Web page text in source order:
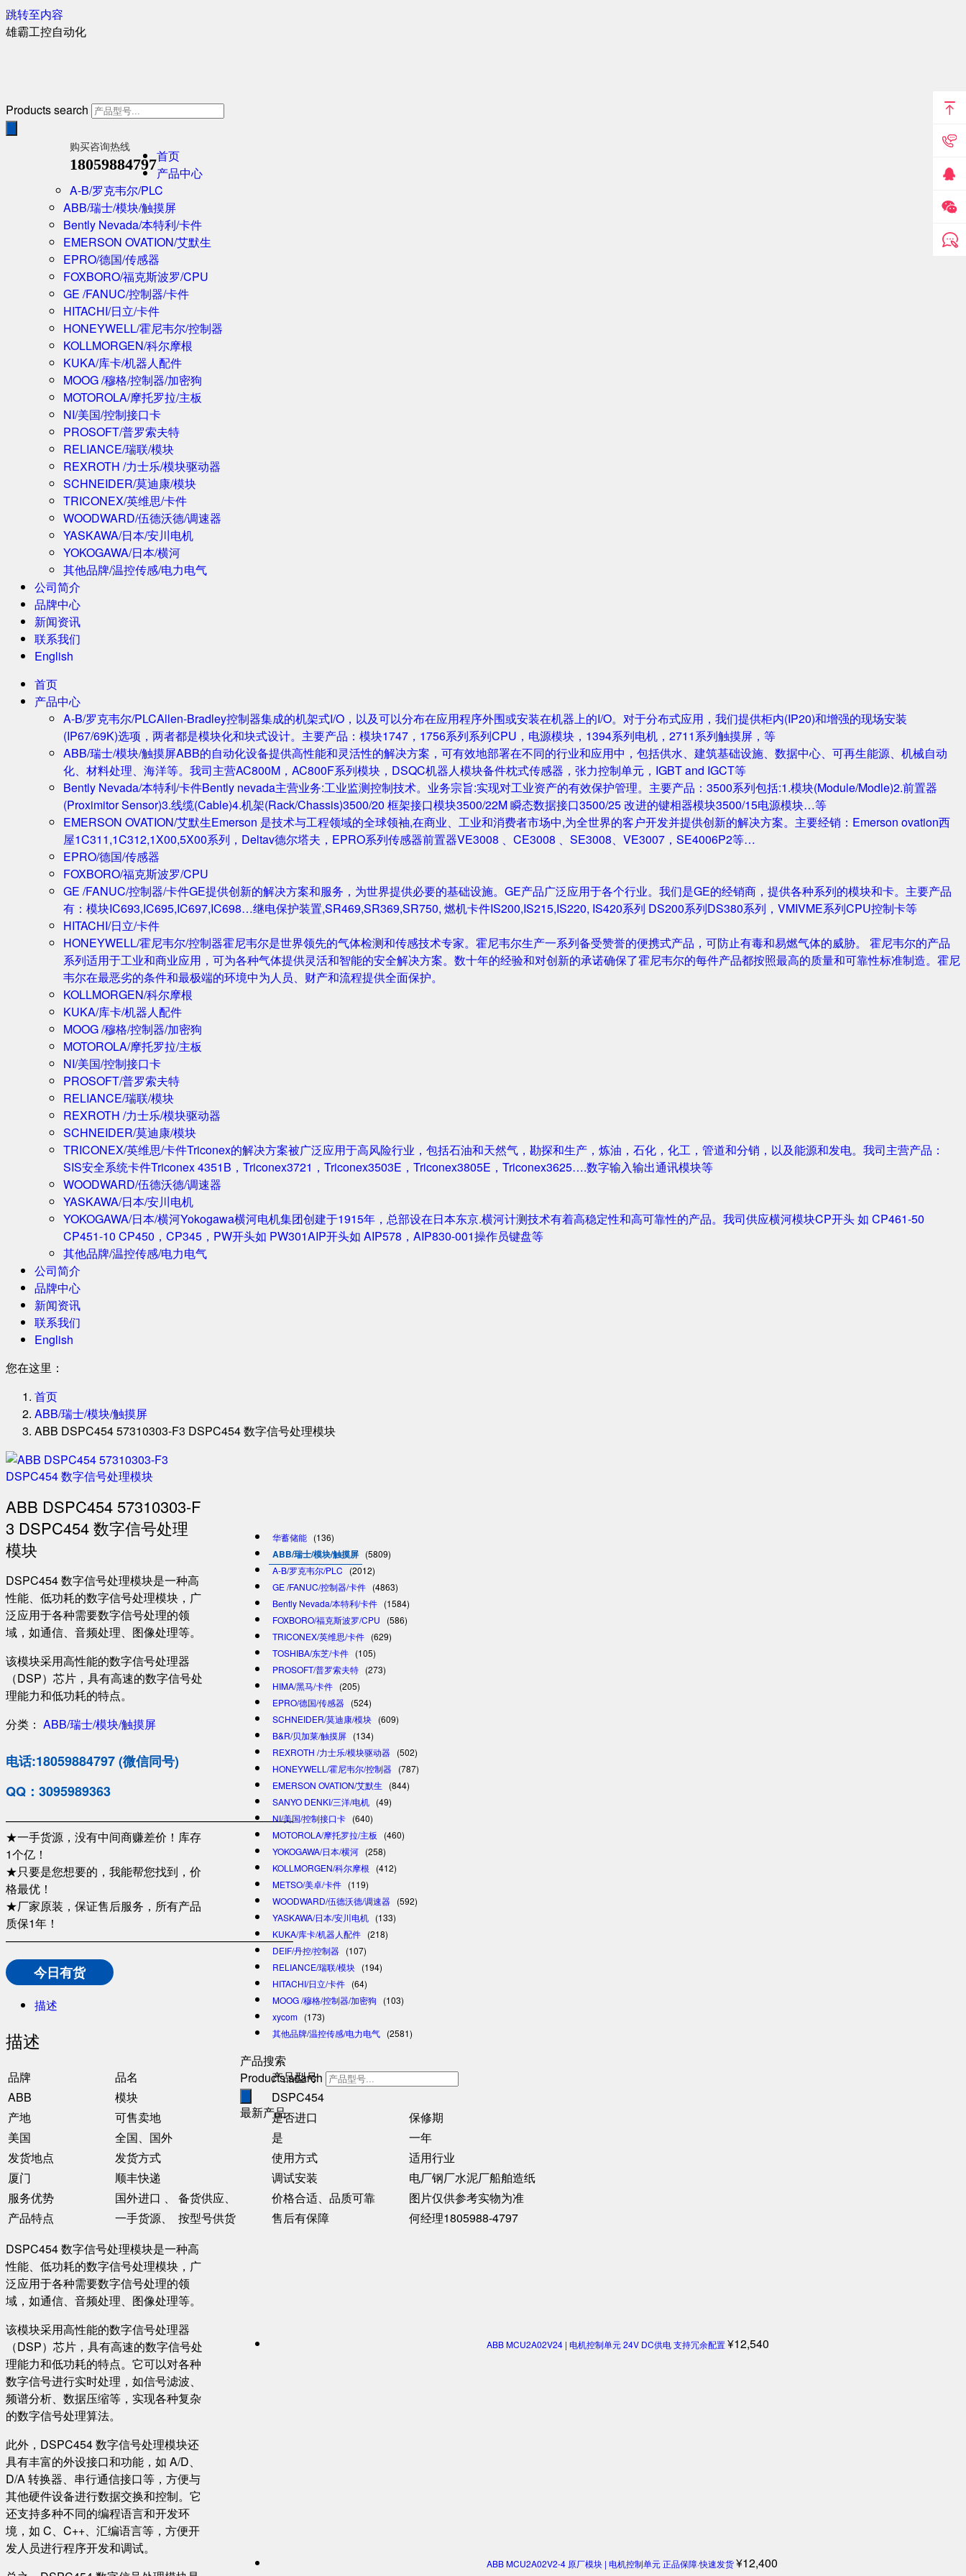
跳转至内容
雄霸工控自动化
Products search
购买咨询热线
18059884797首页
产品中心
A-B/罗克韦尔/PLC
ABB/瑞士/模块/触摸屏
Bently Nevada/本特利/卡件
EMERSON OVATION/艾默生
EPRO/德国/传感器
FOXBORO/福克斯波罗/CPU
GE /FANUC/控制器/卡件
HITACHI/日立/卡件
HONEYWELL/霍尼韦尔/控制器
KOLLMORGEN/科尔摩根
KUKA/库卡/机器人配件
MOOG /穆格/控制器/加密狗
MOTOROLA/摩托罗拉/主板
NI/美国/控制接口卡
PROSOFT/普罗索夫特
RELIANCE/瑞联/模块
REXROTH /力士乐/模块驱动器
SCHNEIDER/莫迪康/模块
TRICONEX/英维思/卡件
WOODWARD/伍德沃德/调速器
YASKAWA/日本/安川电机
YOKOGAWA/日本/横河
其他品牌/温控传感/电力电气
公司简介
品牌中心
新闻资讯
联系我们
English
首页
产品中心
A-B/罗克韦尔/PLCAllen-Bradley控制器集成的机架式I/O，以及可以分布在应用程序外围或安装在机器上的I/O。对于分布式应用，我们提供柜内(IP20)和增强的现场安装
(IP67/69K)选项，两者都是模块化和块式设计。主要产品：模块1747，1756系列系列CPU，电源模块，1394系列电机，2711系列触摸屏，等
ABB/瑞士/模块/触摸屏ABB的自动化设备提供高性能和灵活性的解决方案，可有效地部署在不同的行业和应用中，包括供水、建筑基础设施、数据中心、可再生能源、机械自动
化、材料处理、海洋等。我司主营AC800M，AC800F系列模块，DSQC机器人模块备件枕式传感器，张力控制单元，IGBT and IGCT等
Bently Nevada/本特利/卡件Bently nevada主营业务:工业监测控制技术。业务宗旨:实现对工业资产的有效保护管理。主要产品：3500系列包括:1.模块(Module/Modle)2.前置器
(Proximitor Sensor)3.线缆(Cable)4.机架(Rack/Chassis)3500/20 框架接口模块3500/22M 瞬态数据接口3500/25 改进的键相器模块3500/15电源模块…等
EMERSON OVATION/艾默生Emerson 是技术与工程领域的全球领袖,在商业、工业和消费者市场中,为全世界的客户开发并提供创新的解决方案。主要经销：Emerson ovation西
屋1C311,1C312,1X00,5X00系列，Deltav德尔塔夫，EPRO系列传感器前置器VE3008 、CE3008 、SE3008、VE3007，SE4006P2等…
EPRO/德国/传感器
FOXBORO/福克斯波罗/CPU
GE /FANUC/控制器/卡件GE提供创新的解决方案和服务，为世界提供必要的基础设施。GE产品广泛应用于各个行业。我们是GE的经销商，提供各种系列的模块和卡。主要产品
有：模块IC693,IC695,IC697,IC698…继电保护装置,SR469,SR369,SR750, 燃机卡件IS200,IS215,IS220, IS420系列 DS200系列DS380系列，VMIVME系列CPU控制卡等
HITACHI/日立/卡件
HONEYWELL/霍尼韦尔/控制器霍尼韦尔是世界领先的气体检测和传感技术专家。霍尼韦尔生产一系列备受赞誉的便携式产品，可防止有毒和易燃气体的威胁。 霍尼韦尔的产品
系列适用于工业和商业应用，可为各种气体提供灵活和智能的安全解决方案。数十年的经验和对创新的承诺确保了霍尼韦尔的每件产品都按照最高的质量和可靠性标准制造。霍尼
韦尔在最恶劣的条件和最极端的环境中为人员、财产和流程提供全面保护。
KOLLMORGEN/科尔摩根
KUKA/库卡/机器人配件
MOOG /穆格/控制器/加密狗
MOTOROLA/摩托罗拉/主板
NI/美国/控制接口卡
PROSOFT/普罗索夫特
RELIANCE/瑞联/模块
REXROTH /力士乐/模块驱动器
SCHNEIDER/莫迪康/模块
TRICONEX/英维思/卡件Triconex的解决方案被广泛应用于高风险行业，包括石油和天然气，勘探和生产，炼油，石化，化工，管道和分销，以及能源和发电。我司主营产品：
SIS安全系统卡件Triconex 4351B，Triconex3721，Triconex3503E，Triconex3805E，Triconex3625….数字输入输出通讯模块等
WOODWARD/伍德沃德/调速器
YASKAWA/日本/安川电机
YOKOGAWA/日本/横河Yokogawa横河电机集团创建于1915年，总部设在日本东京.横河计测技术有着高稳定性和高可靠性的产品。我司供应横河模块CP开头 如 CP461-50
CP451-10 CP450，CP345，PW开头如 PW301AIP开头如 AIP578，AIP830-001操作员键盘等
其他品牌/温控传感/电力电气
公司简介
品牌中心
新闻资讯
联系我们
English
您在这里：
首页
ABB/瑞士/模块/触摸屏
ABB DSPC454 57310303-F3 DSPC454 数字信号处理模块
ABB DSPC454 57310303-F
3 DSPC454 数字信号处理
模块
DSPC454 数字信号处理模块是一种高
性能、低功耗的数字信号处理模块，广
泛应用于各种需要数字信号处理的领
域，如通信、音频处理、图像处理等。
该模块采用高性能的数字信号处理器
（DSP）芯片，具有高速的数字信号处
理能力和低功耗的特点。
分类： ABB/瑞士/模块/触摸屏
电话:18059884797 (微信同号)
QQ：3095989363
—————————————————————————
★一手货源，没有中间商赚差价！库存
1个亿！
★只要是您想要的，我能帮您找到，价
格最优！
★厂家原装，保证售后服务，所有产品
质保1年！
—————————————————————————
今日有货
描述
描述
品牌 品名 产品型号
订货号
ABB
模块
DSPC454
产地
可售卖地 是否进口
保修期
美国
全国、国外 是
一年
发货地点
发货方式 使用方式
适用行业
厦门
顺丰快递 调试安装
电厂钢厂水泥厂船舶造纸
服务优势
国外进口 、 备货供应、 价格合适、品质可靠
图片仅供参考实物为准
产品特点
一手货源、 按型号供货 售后有保障
何经理1805988-4797
DSPC454 数字信号处理模块是一种高
性能、低功耗的数字信号处理模块，广
泛应用于各种需要数字信号处理的领
域，如通信、音频处理、图像处理等。
该模块采用高性能的数字信号处理器
（DSP）芯片，具有高速的数字信号处
理能力和低功耗的特点。它可以对各种
数字信号进行实时处理，如信号滤波、
频谱分析、数据压缩等，实现各种复杂
的数字信号处理算法。
此外，DSPC454 数字信号处理模块还
具有丰富的外设接口和功能，如 A/D、
D/A 转换器、串行通信接口等，方便与
其他硬件设备进行数据交换和控制。它
还支持多种不同的编程语言和开发环
境，如 C、C++、汇编语言等，方便开
发人员进行程序开发和调试。
华蓄储能 (136)
ABB/瑞士/模块/触摸屏 (5809)
A-B/罗克韦尔/PLC
(2012)
GE /FANUC/控制器/卡件 (4863)
Bently Nevada/本特利/卡件 (1584)
FOXBORO/福克斯波罗/CPU
(586)
TRICONEX/英维思/卡件 (629)
TOSHIBA/东芝/卡件 (105)
PROSOFT/普罗索夫特 (273)
HIMA/黑马/卡件 (205)
EPRO/德国/传感器 (524)
SCHNEIDER/莫迪康/模块 (609)
B&R/贝加莱/触摸屏 (134)
REXROTH /力士乐/模块驱动器 (502)
HONEYWELL/霍尼韦尔/控制器 (787)
EMERSON OVATION/艾默生
(844)
SANYO DENKI/三洋/电机 (49)
NI/美国/控制接口卡 (640)
MOTOROLA/摩托罗拉/主板
(460)
YOKOGAWA/日本/横河 (258)
KOLLMORGEN/科尔摩根
(412)
METSO/美卓/卡件 (119)
WOODWARD/伍德沃德/调速器 (592)
YASKAWA/日本/安川电机 (133)
KUKA/库卡/机器人配件 (218)
DEIF/丹控/控制器 (107)
RELIANCE/瑞联/模块 (194)
HITACHI/日立/卡件 (64)
MOOG /穆格/控制器/加密狗
(103)
xycom (173)
其他品牌/温控传感/电力电气 (2581)
产品搜索
Products search
最新产品
ABB MCU2A02V24 | 电机控制单元 24V DC供电 支持冗余配置¥12,540
ABB MCU2A02V2-4 原厂模块 | 电机控制单元 正品保障·快速发货¥12,400